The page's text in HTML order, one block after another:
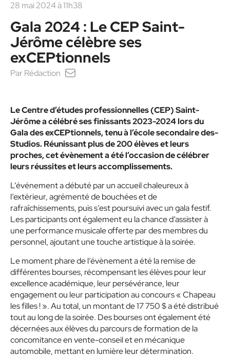
28 mai 2024 à 11h38
Gala 2024 : Le CEP Saint-
Jérôme célèbre ses
exCEPtionnels
Par Rédaction
Le Centre d’études professionnelles (CEP) Saint-
Jérôme a célébré ses finissants 2023-2024 lors du
Gala des exCEPtionnels, tenu à l’école secondaire des-
Studios. Réunissant plus de 200 élèves et leurs
proches, cet évènement a été l’occasion de célébrer
leurs réussites et leurs accomplissements.
L’événement a débuté par un accueil chaleureux à
l’extérieur, agrémenté de bouchées et de
rafraîchissements, puis s’est poursuivi avec un gala festif.
Les participants ont également eu la chance d’assister à
une performance musicale offerte par des membres du
personnel, ajoutant une touche artistique à la soirée.
Le moment phare de l’évènement a été la remise de
différentes bourses, récompensant les élèves pour leur
excellence académique, leur persévérance, leur
engagement ou leur participation au concours « Chapeau
les filles ! ». Au total, un montant de 17 750 $ a été distribué
tout au long de la soirée. Des bourses ont également été
décernées aux élèves du parcours de formation de la
concomitance en vente-conseil et en mécanique
automobile, mettant en lumière leur détermination.